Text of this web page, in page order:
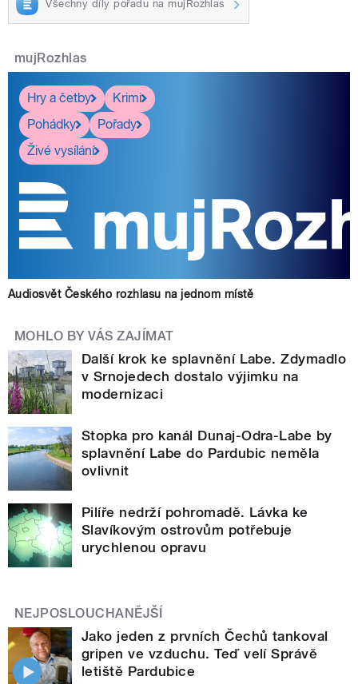
Všechny díly pořadu na mujRozhlas
mujRozhlas
Hry a četby
Krimi
Pohádky
Pořady
Živé vysílání
Audiosvět Českého rozhlasu na jednom místě
MOHLO BY VÁS ZAJÍMAT
Další krok ke splavnění Labe. Zdymadlo
v Srnojedech dostalo výjimku na
modernizaci
Stopka pro kanál Dunaj-Odra-Labe by
splavnění Labe do Pardubic neměla
ovlivnit
Pilíře nedrží pohromadě. Lávka ke
Slavíkovým ostrovům potřebuje
urychlenou opravu
NEJPOSLOUCHANĚJŠÍ
Jako jeden z prvních Čechů tankoval
gripen ve vzduchu. Teď velí Správě
letiště Pardubice